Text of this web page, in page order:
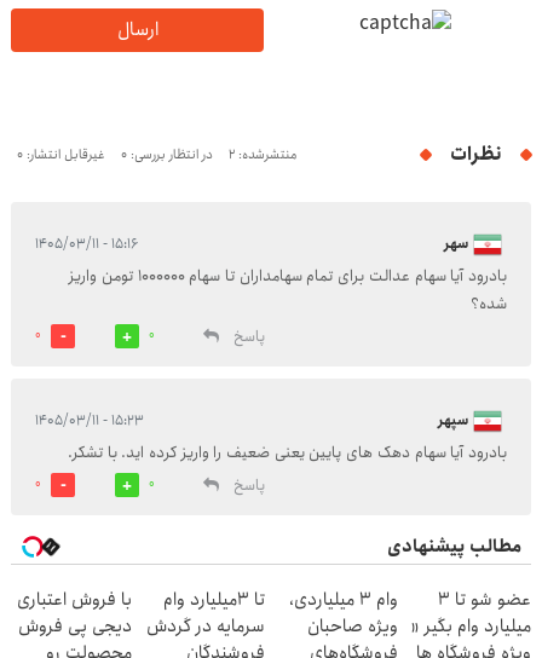
ارسال
نظرات منتشرشده: 2 در انتظار بررسی: 0 غیرقابل انتشار: 0
سهر ۱۵:۱۶ - ۱۴۰۵/۰۳/۱۱
بادرود آیا سهام عدالت برای تمام سهامداران تا سهام 1000000 تومن واریز
شده؟
پاسخ
0
0
سپهر ۱۵:۲۳ - ۱۴۰۵/۰۳/۱۱
بادرود آیا سهام دهک های پایین یعنی ضعیف را واریز کرده اید. با تشکر.
پاسخ
0
0
مطالب پیشنهادی
عضو شو تا 3
میلیارد وام بگیر «
وام ۳ میلیاردی،
ویژه صاحبان
تا 3میلیارد وام
سرمایه در گردش
با فروش اعتباری
دیجی پی فروش